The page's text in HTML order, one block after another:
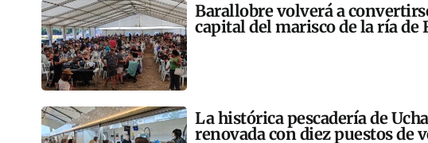
Barallobre volverá a
capital del marisco de la ría de
La histórica pescadería de
renovada con diez puestos de